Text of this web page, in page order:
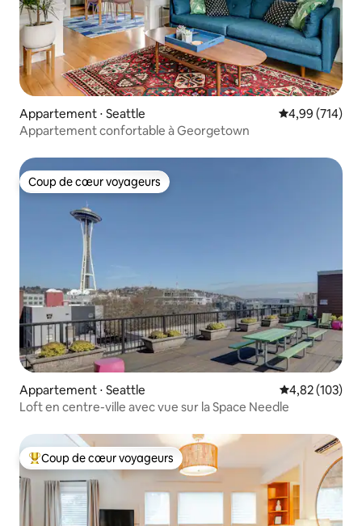
Appartement ⋅ Seattle Évaluation
4,99 (714)
Appartement confortable à Georgetown
Coup de cœur voyageurs
Coup de cœur voyageurs
Appartement ⋅ Seattle Évaluation
4,82 (103)
Loft en centre-ville avec vue sur la Space Needle
Coups de cœur voyageurs les plus appréciés
Coup de cœur voyageurs